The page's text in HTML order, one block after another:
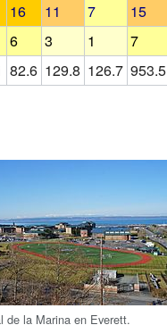
16 11 7
15
6 3 1
7
82.6 129.8 126.7 953.5
de la Marina en Everett.